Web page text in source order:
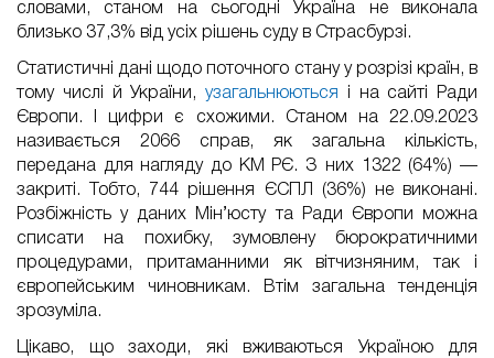
словами, станом на сьогодні Україна не виконала
близько 37,3% від усіх рішень суду в Страсбурзі.
Статистичні дані щодо поточного стану у розрізі країн, в
тому числі й України, узагальнюються
і на сайті Ради
Європи. І цифри є схожими. Станом на 22.09.2023
називається 2066 справ, як загальна кількість,
передана для нагляду до КМ РЄ. З них 1322 (64%) —
закриті. Тобто, 744 рішення ЄСПЛ (36%) не виконані.
Розбіжність у даних Мін’юсту та Ради Європи можна
списати на похибку, зумовлену бюрократичними
процедурами, притаманними як вітчизняним, так і
європейським чиновникам. Втім загальна тенденція
зрозуміла.
Цікаво, що заходи, які вживаються Україною для